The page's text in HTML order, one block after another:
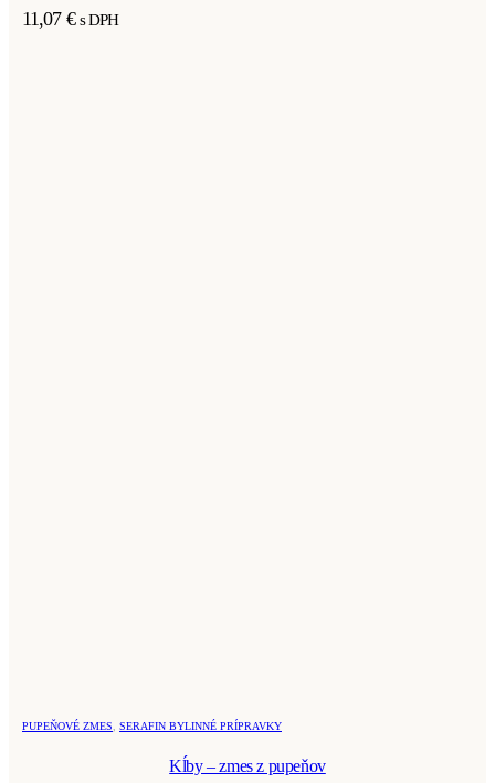
11,07 € s DPH
PUPEŇOVÉ ZMES SERAFIN BYLINNÉ PRÍPRAVKY
Kĺby – zmes z pupeňov